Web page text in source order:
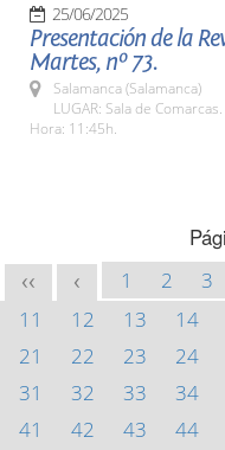
25/06/2025
Presentación de la
Martes, nº 73.
Salamanca (Salamanca)
LUGAR: Sala de
Hora: 11:45h.
<< < 1 2 3
11
12 13 14
21
22 23 24
31
32 33 34
41
42 43 44